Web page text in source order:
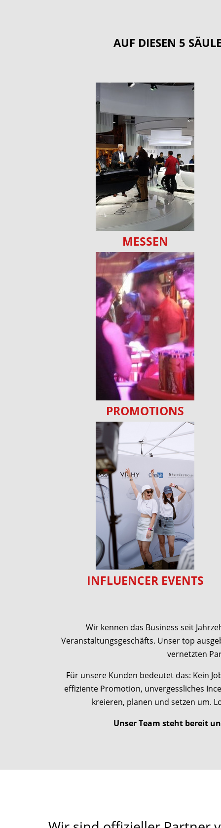
AUF DIESEN 5
MESSEN
PROMOTIONS
INFLUENCER EVENTS
Wir kennen das Business seit
Veranstaltungsgeschäfts. Unser top
vernetzten
Für unsere Kunden bedeutet das: Kein
effiziente Promotion, unvergessliches
kreieren, planen und setzen um.
Unser Team steht bereit